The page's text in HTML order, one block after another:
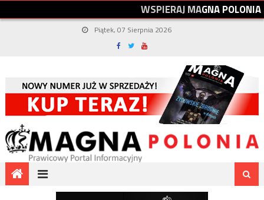
WSPIERAJMAGNAPOLONIA
Piątek, 07 Sierpnia 2026